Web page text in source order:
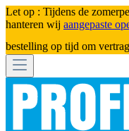
Let op : Tijdens de
hanteren wij aangepaste
bestelling op tijd om